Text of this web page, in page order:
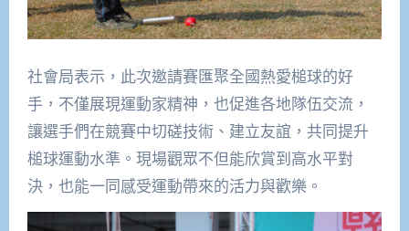
社會局表示，此次邀請賽匯聚全國熱愛槌球的好
手，不僅展現運動家精神，也促進各地隊伍交流，
讓選手們在競賽中切磋技術、建立友誼，共同提升
槌球運動水準。現場觀眾不但能欣賞到高水平對
決，也能一同感受運動帶來的活力與歡樂。